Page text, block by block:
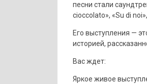
песни стали
cioccolato», «Su di
Его выступления —
историей,
Вас ждет:
Яркое живое